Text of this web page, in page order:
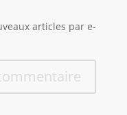
articles par e-